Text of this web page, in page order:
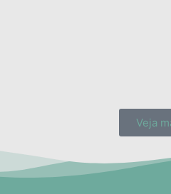
Veja